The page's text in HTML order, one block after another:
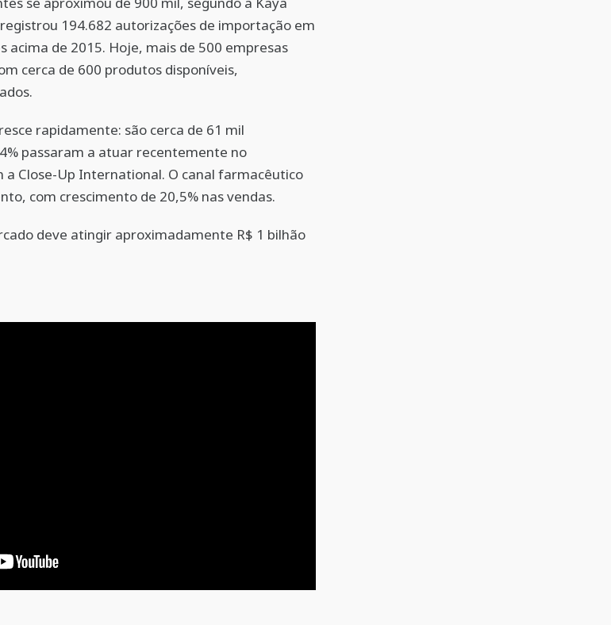
194.682 autorizações de importação em
acima de 2015. Hoje, mais de 500 empresas
cerca de 600 produtos disponíveis,
rapidamente: são cerca de 61 mil
passaram a atuar recentemente no
a Close-Up International. O canal farmacêutico
com crescimento de 20,5% nas vendas.
deve atingir aproximadamente R$ 1 bilhão